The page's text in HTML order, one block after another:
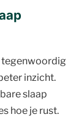
inzicht.
slaap
hoe je rust.